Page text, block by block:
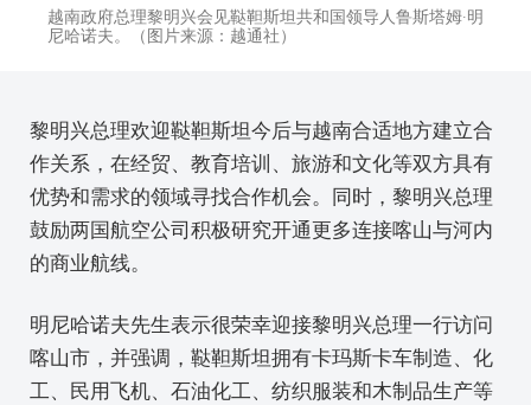
越南政府总理黎明兴会见鞑靼斯坦共和国领导人鲁斯塔姆·明
尼哈诺夫。（图片来源：越通社）
黎明兴总理欢迎鞑靼斯坦今后与越南合适地方建立合
作关系，在经贸、教育培训、旅游和文化等双方具有
优势和需求的领域寻找合作机会。同时，黎明兴总理
鼓励两国航空公司积极研究开通更多连接喀山与河内
的商业航线。
明尼哈诺夫先生表示很荣幸迎接黎明兴总理一行访问
喀山市，并强调，鞑靼斯坦拥有卡玛斯卡车制造、化
工、民用飞机、石油化工、纺织服装和木制品生产等